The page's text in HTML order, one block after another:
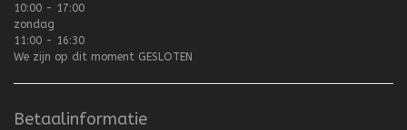
10:00 - 17:00
zondag
11:00 - 16:30
We zijn op dit moment GESLOTEN
Betaalinformatie